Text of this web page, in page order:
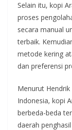
Selain itu, kopi
proses
secara manual
terbaik.
metode kering
dan preferensi
Menurut
Indonesia, kopi
berbeda-beda
daerah